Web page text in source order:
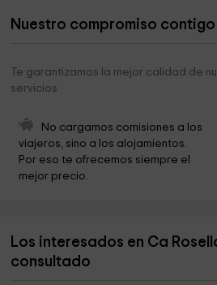
Ayuntamiento de Penàguila
Ayuntamiento de Benasau
Ayuntamiento de Alcoleja
Serra de Serrella-Barranc Fort
La Canal
Ayuntamiento de Confrides
Nuestro compromiso contigo
Te garantizamos la mejor calidad de
servicios
No cargamos comisiones a los
viajeros, sino a los alojamientos.
Por eso te ofrecemos siempre el
mejor precio.
Los interesados en Ca
consultado